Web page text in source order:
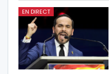
EN DIRECT